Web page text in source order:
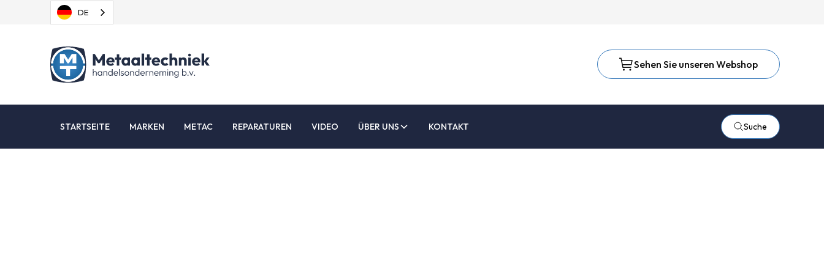
DE
Sehen Sie unseren Webshop
STARTSEITE MARKEN METAC REPARATUREN VIDEO ÜBER UNS KONTAKT Suche